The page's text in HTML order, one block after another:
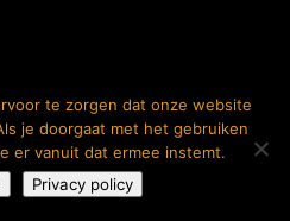
te zorgen dat onze website
je doorgaat met het gebruiken
er vanuit dat ermee instemt.
Privacy policy